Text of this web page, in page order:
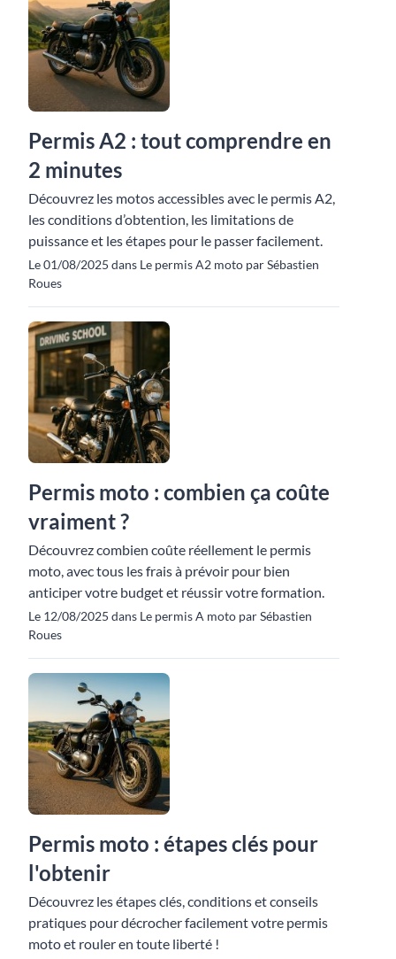
Permis A2 : tout comprendre en
2 minutes
Découvrez les motos accessibles avec le permis A2,
les conditions d’obtention, les limitations de
puissance et les étapes pour le passer facilement.
Le 01/08/2025 dans Le permis A2 moto par Sébastien
Roues
Permis moto : combien ça coûte
vraiment ?
Découvrez combien coûte réellement le permis
moto, avec tous les frais à prévoir pour bien
anticiper votre budget et réussir votre formation.
Le 12/08/2025 dans Le permis A moto par Sébastien
Roues
Permis moto : étapes clés pour
l'obtenir
Découvrez les étapes clés, conditions et conseils
pratiques pour décrocher facilement votre permis
moto et rouler en toute liberté !